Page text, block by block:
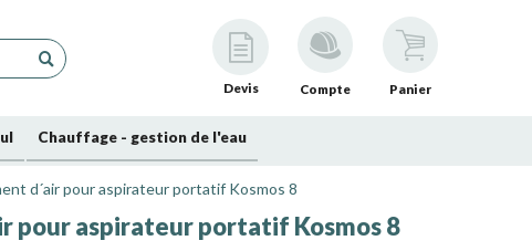
Devis Compte Panier
Chauffage - gestion de l'eau
d´air pour aspirateur portatif Kosmos 8
pour aspirateur portatif Kosmos 8